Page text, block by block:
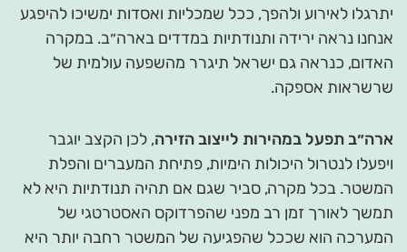
יתרגלו לאירוע ולהפך, ככל שמכליות ואסדות ימשיכו להיפגע
אנחנו נראה ירידה ותנודתיות במדדים בארה״ב. במקרה
האדום, כנראה גם ישראל תיגרר מהשפעה עולמית של
שרשראות אספקה.
ארה״ב תפעל במהירות לייצוב הזירה, לכן הקצב יוגבר
ויפעלו לנטרול היכולות הימיות, פתיחת המעברים והפלת
המשטר. בכל מקרה, סביר שגם אם תהיה תנודתיות היא לא
תמשך לאורך זמן רב מפני שהפרדוקס האסטרטגי של
המערכה הוא שככל שהפגיעה של המשטר רחבה יותר היא